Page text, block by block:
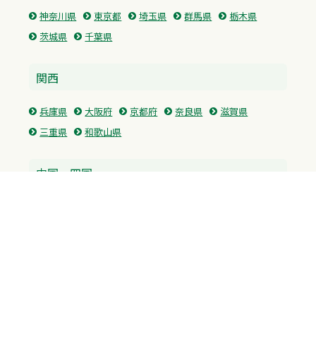
神奈川県 東京都 埼玉県 群馬県
栃木県
茨城県
千葉県
関西
兵庫県 大阪府 京都府 奈良県
滋賀県
三重県
和歌山県
中国・四国